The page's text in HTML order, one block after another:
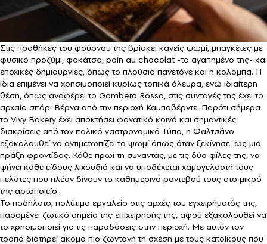
Στις προθήκες του φούρνου της βρίσκει κανείς ψωμί, μπαγκέτες με
φυσικό προζύμι, φοκάτσα, pain au chocolat -το αγαπημένο της- και
εποχικές δημιουργίες, όπως το πλούσιο πανετόνε και η κολόμπα. Η
ίδια επιμένει να χρησιμοποιεί κυρίως τοπικά άλευρα, ενώ ιδιαίτερη
θέση, όπως αναφέρει το Gambero Rosso, στις συνταγές της έχει το
αρχαίο σιτάρι Βέρνα από την περιοχή Καμποβέρντε. Παρότι σήμερα
το Vivy Bakery έχει αποκτήσει φανατικό κοινό και σημαντικές
διακρίσεις από τον ιταλικό γαστρονομικό Τύπο, η Φαλτσάνο
εξακολουθεί να αντιμετωπίζει το ψωμί όπως όταν ξεκίνησε: ως μια
πράξη φροντίδας. Κάθε πρωί τη συναντάς, με τις δύο φίλες της, να
ψήνει κάθε είδους λιχουδιά και να υποδέχεται χαμογελαστή τους
πελάτες που πλέον δίνουν το καθημερινό ραντεβού τους στο μικρό
της αρτοποιείο.
Το ποδήλατο, πολύτιμο εργαλείο στις αρχές του εγχειρήματός της,
παραμένει ζωτικό σημείο της επιχείρησής της, αφού εξακολουθεί να
το χρησιμοποιεί για τις παραδόσεις στην περιοχή. Με αυτόν τον
τρόπο διατηρεί ακόμα πιο ζωντανή τη σχέση με τους κατοίκους που